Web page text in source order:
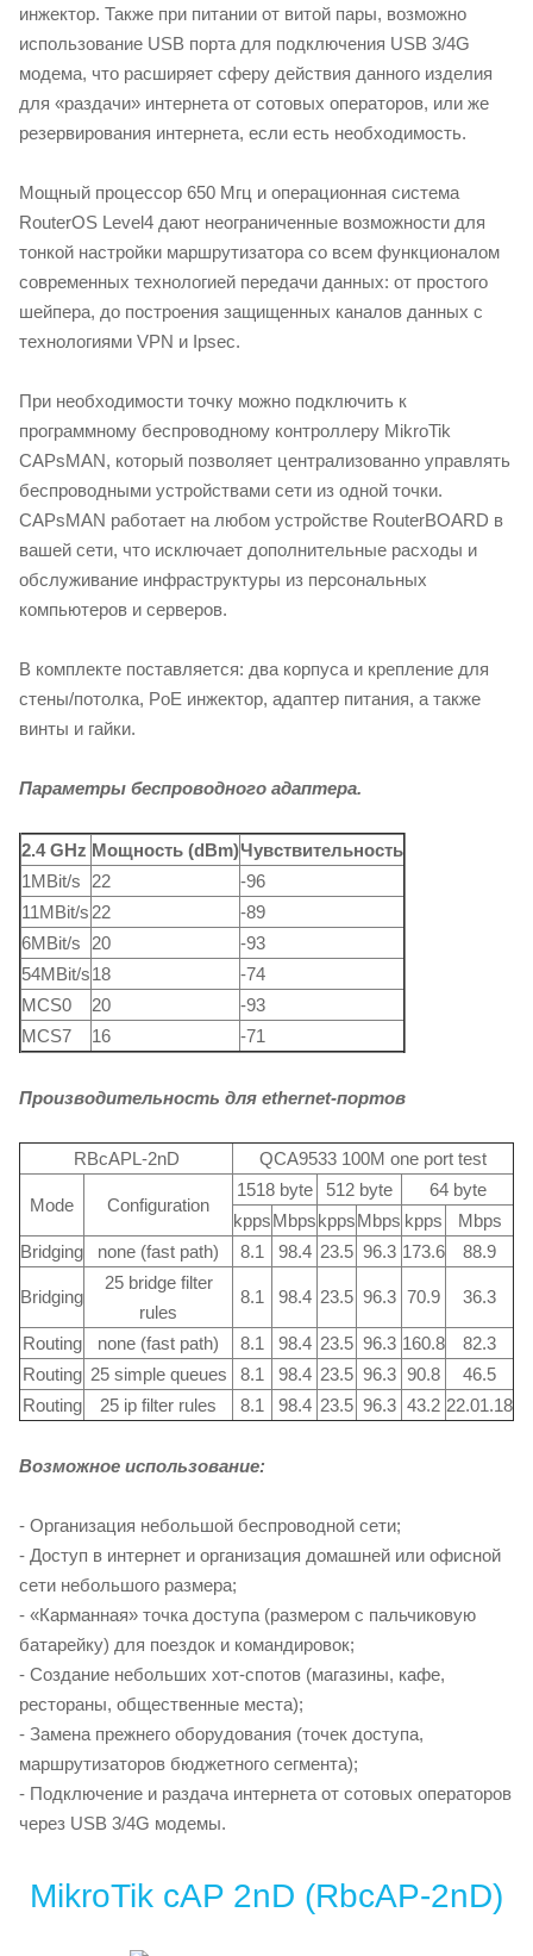
инжектор. Также при питании от витой пары, возможно
использование USB порта для подключения USB 3/4G
модема, что расширяет сферу действия данного изделия
для «раздачи» интернета от сотовых операторов, или же
резервирования интернета, если есть необходимость.
Мощный процессор 650 Мгц и операционная система
RouterOS Level4 дают неограниченные возможности для
тонкой настройки маршрутизатора со всем функционалом
современных технологией передачи данных: от простого
шейпера, до построения защищенных каналов данных с
технологиями VPN и Ipsec.
При необходимости точку можно подключить к
программному беспроводному контроллеру MikroTik
CAPsMAN, который позволяет централизованно управлять
беспроводными устройствами сети из одной точки.
CAPsMAN работает на любом устройстве RouterBOARD в
вашей сети, что исключает дополнительные расходы и
обслуживание инфраструктуры из персональных
компьютеров и серверов.
В комплекте поставляется: два корпуса и крепление для
стены/потолка, PoE инжектор, адаптер питания, а также
винты и гайки.
Параметры беспроводного адаптера.
2.4 GHz Мощность (dBm)Чувствительность
1MBit/s 22
-96
11MBit/s22
-89
6MBit/s 20
-93
54MBit/s18
-74
MCS0
20
-93
MCS7
16 -71
Производительность для ethernet-портов
RBcAPL-2nD QCA9533 100M one port test
Mode Configuration
1518 byte 512 byte
64 byte
kppsMbpskppsMbps kpps
Mbps
Bridging
none (fast path) 8.1 98.4 23.5 96.3 173.6 88.9
Bridging
25 bridge filter
rules
8.1 98.4 23.5 96.3 70.9 36.3
Routing none (fast path) 8.1 98.4 23.5 96.3 160.8
82.3
Routing 25 simple queues 8.1 98.4 23.5 96.3 90.8
46.5
Routing
25 ip filter rules 8.1 98.4 23.5 96.3 43.2 22.01.18
Возможное использование:
- Организация небольшой беспроводной сети;
- Доступ в интернет и организация домашней или офисной
сети небольшого размера;
- «Карманная» точка доступа (размером с пальчиковую
батарейку) для поездок и командировок;
- Создание небольших хот-спотов (магазины, кафе,
рестораны, общественные места);
- Замена прежнего оборудования (точек доступа,
маршрутизаторов бюджетного сегмента);
- Подключение и раздача интернета от сотовых операторов
через USB 3/4G модемы.
MikroTik cAP 2nD (RbcAP-2nD)